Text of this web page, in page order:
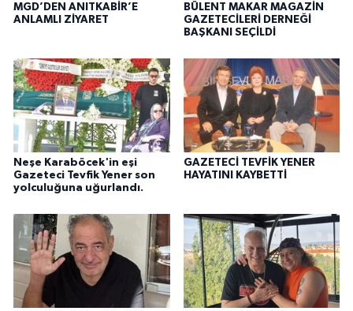
MGD’DEN ANITKABİR’E
ANLAMLI ZİYARET
BÜLENT MAKAR MAGAZİN
GAZETECİLERİ DERNEĞİ
BAŞKANI SEÇİLDİ
Neşe Karaböcek'in eşi
Gazeteci Tevfik Yener son
yolculuğuna uğurlandı.
GAZETECİ TEVFİK YENER
HAYATINI KAYBETTİ